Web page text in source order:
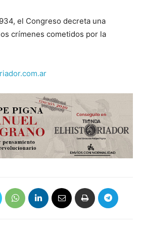
el Congreso decreta una
crímenes cometidos por la